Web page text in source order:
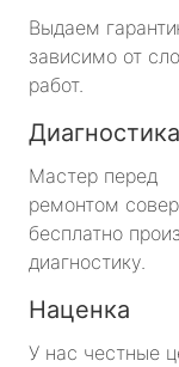
Выдаем
зависимо от
работ.
Диагностика
Мастер перед
ремонтом
бесплатно
диагностику.
Наценка
У нас честные